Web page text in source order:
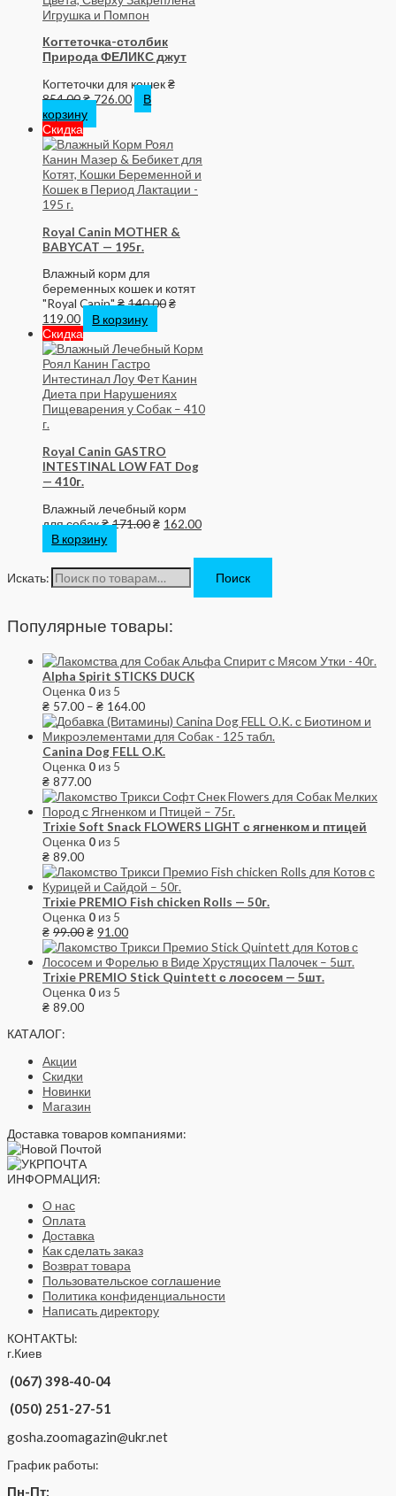
Когтеточка-столбик
Природа ФЕЛИКС джут
Когтеточки для кошек₴
854.00₴ 726.00
В
корзину
Скидка
Royal Canin MOTHER &
BABYCAT — 195г.
Влажный корм для
беременных кошек и котят
"Royal Canin"₴ 140.00₴
119.00
В корзину
Скидка
Royal Canin GASTRO
INTESTINAL LOW FAT Dog
— 410г.
Влажный лечебный корм
для собак₴ 171.00₴ 162.00
В корзину
Искать: Поиск
Популярные товары:
Alpha Spirit STICKS DUCK
Оценка 0 из 5
₴ 57.00 – ₴ 164.00
Canina Dog FELL O.K.
Оценка 0 из 5
₴ 877.00
Trixie Soft Snack FLOWERS LIGHT с ягненком и птицей
Оценка 0 из 5
₴ 89.00
Trixie PREMIO Fish chicken Rolls — 50г.
Оценка 0 из 5
₴ 99.00₴ 91.00
Trixie PREMIO Stick Quintett с лососем — 5шт.
Оценка 0 из 5
₴ 89.00
КАТАЛОГ:
Акции
Скидки
Новинки
Магазин
Доставка товаров компаниями:
ИНФОРМАЦИЯ:
О нас
Оплата
Доставка
Как сделать заказ
Возврат товара
Пользовательское соглашение
Политика конфиденциальности
Написать директору
КОНТАКТЫ:
г.Киев
(067) 398-40-04
(050) 251-27-51
gosha.zoomagazin@ukr.net
График работы:
Пн-Пт: